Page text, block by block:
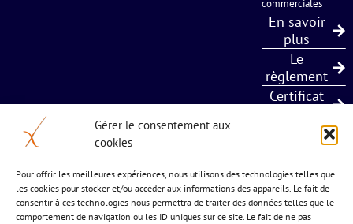
Gérer le consentement aux
cookies
Pour offrir les meilleures expériences, nous utilisons des technologies telles que
les cookies pour stocker et/ou accéder aux informations des appareils. Le fait de
consentir à ces technologies nous permettra de traiter des données telles que le
comportement de navigation ou les ID uniques sur ce site. Le fait de ne pas
commerciales
En savoir
plus
Le
règlement
Certificat
5 bis chemin de l’estagnol
34 570 St Paul et Valmalle
04 677 24 883